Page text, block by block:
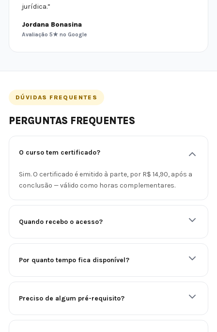
jurídica.”
Jordana Bonasina
Avaliação 5★ no Google
DÚVIDAS FREQUENTES
PERGUNTAS FREQUENTES
O curso tem certificado?
Sim. O certificado é emitido à parte, por R$ 14,90, após a
conclusão — válido como horas complementares.
Quando recebo o acesso?
Por quanto tempo fica disponível?
Preciso de algum pré-requisito?